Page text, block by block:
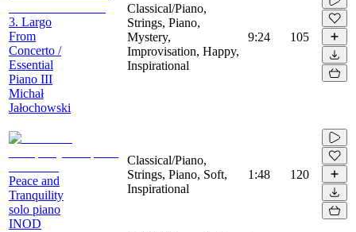
3. Largo
From
Concerto /
Essential
Piano III
Michał
Jałochowski
Classical/Piano,
Strings, Piano,
Mystery,
Improvisation, Happy,
Inspirational
9:24 105
Peace and
Tranquility
solo piano
INOD
Classical/Piano,
Strings, Piano, Soft,
Inspirational
1:48 120